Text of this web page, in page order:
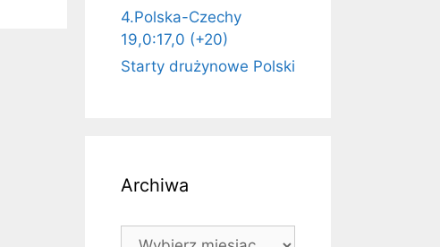
4.Polska-Czechy
19,0:17,0 (+20)
Starty drużynowe Polski
Archiwa
Archiwa